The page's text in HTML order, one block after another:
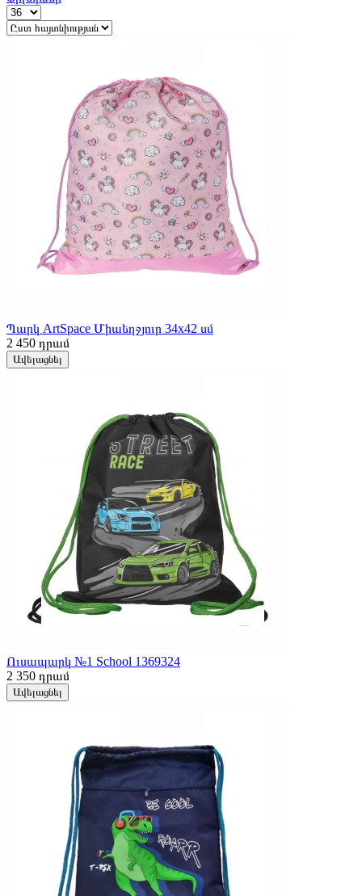
Պարկ ArtSpace Միաեղջյուր 34x42 սմ
2 450 դրամ
Ավելացնել
Ուսապարկ №1 School 1369324
2 350 դրամ
Ավելացնել